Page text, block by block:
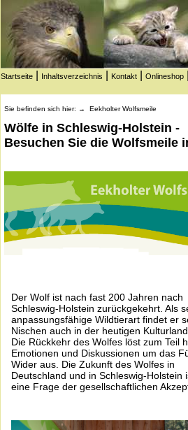
Startseite Inhaltsverzeichnis Kontakt Onlineshop
Sie befinden sich hier: → Eekholter Wolfsmeile
Wölfe in Schleswig-Holstein -
Besuchen Sie die Wolfsmeile
Der Wolf ist nach fast 200 Jahren nach
Schleswig-Holstein zurückgekehrt. Als
anpassungsfähige Wildtierart findet er
Nischen auch in der heutigen
Die Rückkehr des Wolfes löst zum Teil
Emotionen und Diskussionen um das
Wider aus. Die Zukunft des Wolfes in
Deutschland und in Schleswig-Holstein
eine Frage der gesellschaftlichen